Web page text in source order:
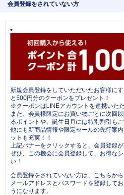
会員登録をされていない方
新規会員登録をしていただいたお客様に
と500円分のクーポンをプレゼント！
※クーポンはLINEアカウントを連携いた
また、会員様限定にお買い物ごとに次回
るポイントや、誕生日月には特別割引もご
他にも新商品情報や限定セールの先行案
ットも充実！！
上記バナーをクリックすると、会員登録が
ぜひ、この機会に会員登録して、お得な
い！
会員登録をされていない方は、こちらか
メールアドレスとパスワードを登録して
うになります。